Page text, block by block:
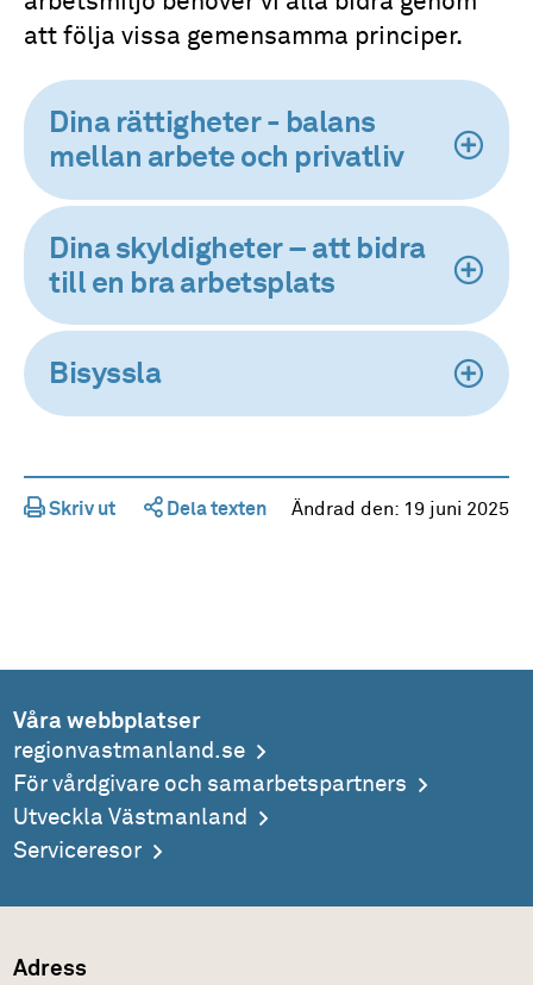
att följa vissa gemensamma principer.
Dina rättigheter - balans
mellan arbete och privatliv
Dina skyldigheter – att bidra
till en bra arbetsplats
Bisyssla
Skriv ut Dela texten Ändrad den: 19 juni 2025
Våra webbplatser
regionvastmanland.se
För vårdgivare och samarbetspartners
Utveckla Västmanland
Serviceresor
Adress